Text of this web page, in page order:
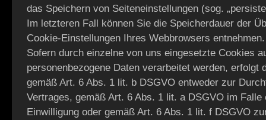
das Speichern von Seiteneinstellungen (sog.
Im letzteren Fall können Sie die Speicherdauer der
Cookie-Einstellungen Ihres Webbrowsers entnehmen.
Sofern durch einzelne von uns eingesetzte Cookies
personenbezogene Daten verarbeitet werden, erfolgt
gemäß Art. 6 Abs. 1 lit. b DSGVO entweder zur
Vertrages, gemäß Art. 6 Abs. 1 lit. a DSGVO im Falle
Einwilligung oder gemäß Art. 6 Abs. 1 lit. f DSGVO